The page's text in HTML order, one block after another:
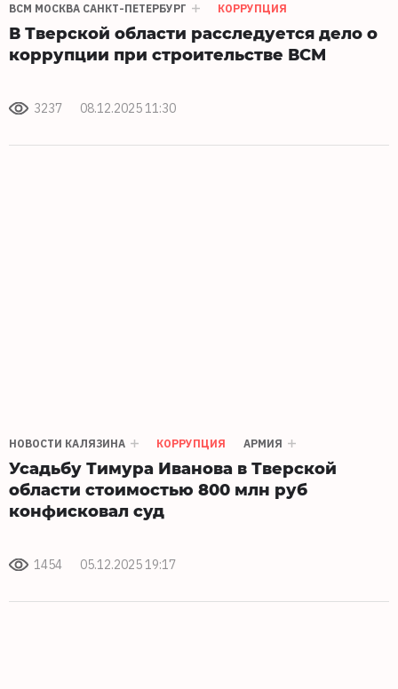
ВСМ МОСКВА САНКТ-ПЕТЕРБУРГ
КОРРУПЦИЯ
В Тверской области расследуется дело о
коррупции при строительстве ВСМ
3237 08.12.2025 11:30
НОВОСТИ КАЛЯЗИНА КОРРУПЦИЯ АРМИЯ
Усадьбу Тимура Иванова в Тверской
области стоимостью 800 млн руб
конфисковал суд
1454 05.12.2025 19:17